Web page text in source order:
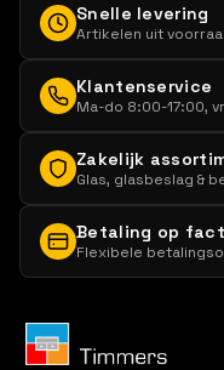
Snelle levering
Artikelen uit
Klantenservice
Ma-do 8:00-17:00,
Zakelijk
Glas, glasbeslag &
Betaling op
Flexibele